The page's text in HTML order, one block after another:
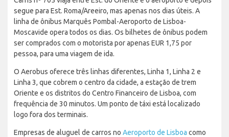
segue para Est. Roma/Areeiro, mas apenas nos dias úteis. A
linha de ônibus Marquês Pombal-Aeroporto de Lisboa-
Moscavide opera todos os dias. Os bilhetes de ônibus podem
ser comprados com o motorista por apenas EUR 1,75 por
pessoa, para uma viagem de ida.
O Aerobus oferece três linhas diferentes, Linha 1, Linha 2 e
Linha 3, que cobrem o centro da cidade, a estação de trem
Oriente e os distritos do Centro Financeiro de Lisboa, com
frequência de 30 minutos. Um ponto de táxi está localizado
logo fora dos terminais.
Empresas de aluguel de carros no Aeroporto de Lisboa como